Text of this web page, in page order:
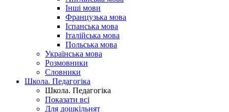
Інші мови
Французька мова
Іспанська мова
Італійська мова
Польська мова
Українська мова
Розмовники
Словники
Школа. Педагогіка
Школа. Педагогіка
Показати всі
Для дошкільнят